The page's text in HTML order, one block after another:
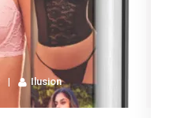
Ilusion